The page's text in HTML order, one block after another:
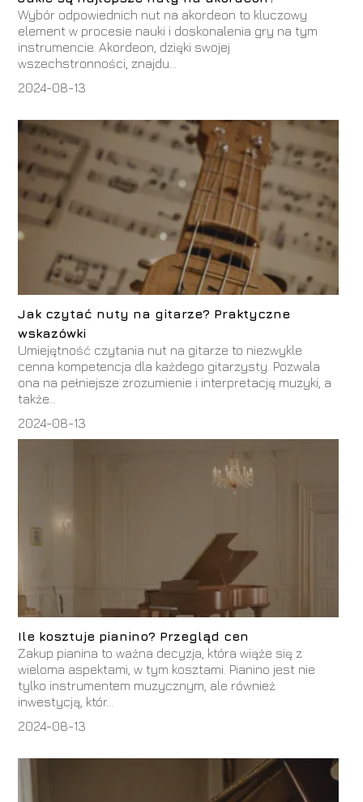
Wybór odpowiednich nut na akordeon to kluczowy
element w procesie nauki i doskonalenia gry na tym
instrumencie. Akordeon, dzięki swojej
wszechstronności, znajdu...
2024-08-13
Jak czytać nuty na gitarze? Praktyczne
wskazówki
Umiejętność czytania nut na gitarze to niezwykle
cenna kompetencja dla każdego gitarzysty. Pozwala
ona na pełniejsze zrozumienie i interpretację muzyki, a
także...
2024-08-13
Ile kosztuje pianino? Przegląd cen
Zakup pianina to ważna decyzja, która wiąże się z
wieloma aspektami, w tym kosztami. Pianino jest nie
tylko instrumentem muzycznym, ale również
inwestycją, któr...
2024-08-13